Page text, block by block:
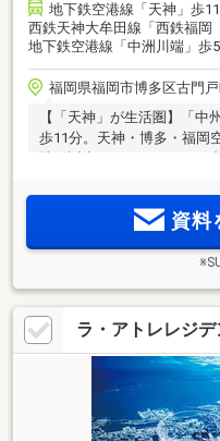
地下鉄空港線「天神」歩
西鉄天神大牟田線「西鉄福岡
地下鉄空港線「中洲川端」歩
福岡県福岡市博多区古門
【「天神」が生活圏】「中
歩11分。天神・博多・福岡
資料
ラ・アトレレジ